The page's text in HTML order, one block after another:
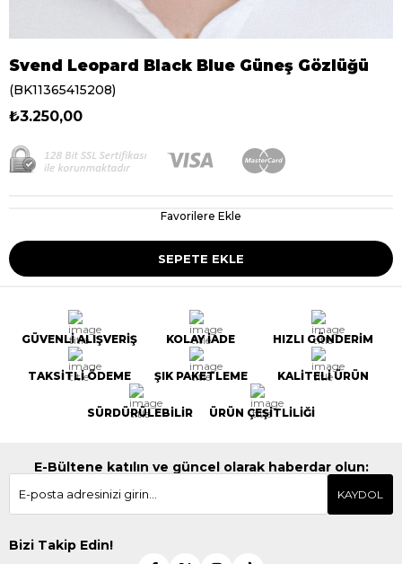
Svend Leopard Black Blue Güneş Gözlüğü
(BK11365415208)
₺3.250,00
Favorilere Ekle
GÜVENLİ ALIŞVERİŞ KOLAY İADE HIZLI GÖNDERİM
TAKSİTLİ ÖDEME ŞIK PAKETLEME KALİTELİ ÜRÜN
SÜRDÜRÜLEBİLİR ÜRÜN ÇEŞİTLİLİĞİ
E-Bültene katılın ve güncel olarak haberdar olun:
KAYDOL
Bizi Takip Edin!